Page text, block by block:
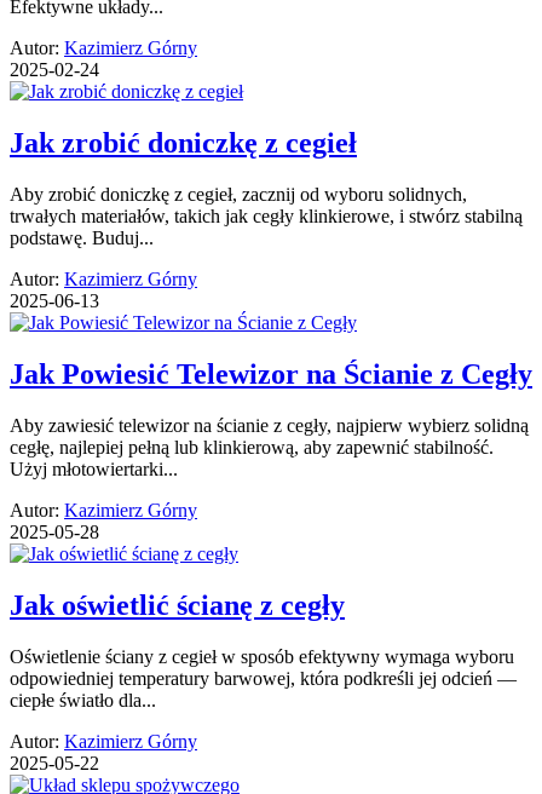
Efektywne układy...
Autor: Kazimierz Górny
2025-02-24
Jak zrobić doniczkę z cegieł
Aby zrobić doniczkę z cegieł, zacznij od wyboru solidnych,
trwałych materiałów, takich jak cegły klinkierowe, i stwórz stabilną
podstawę. Buduj...
Autor: Kazimierz Górny
2025-06-13
Jak Powiesić Telewizor na Ścianie z Cegły
Aby zawiesić telewizor na ścianie z cegły, najpierw wybierz solidną
cegłę, najlepiej pełną lub klinkierową, aby zapewnić stabilność.
Użyj młotowiertarki...
Autor: Kazimierz Górny
2025-05-28
Jak oświetlić ścianę z cegły
Oświetlenie ściany z cegieł w sposób efektywny wymaga wyboru
odpowiedniej temperatury barwowej, która podkreśli jej odcień —
ciepłe światło dla...
Autor: Kazimierz Górny
2025-05-22